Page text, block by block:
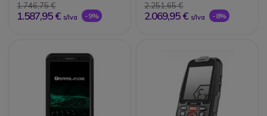
1.746,75 €
1.587,95 € s/Iva -9%
2.251,65 €
2.069,95 € s/Iva -8%